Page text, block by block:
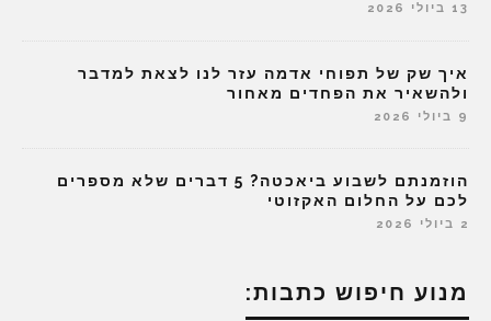
13 ביולי 2026
איך שק של תפוחי אדמה עזר לנו לצאת למדבר
ולהשאיר את הפחדים מאחור
9 ביולי 2026
הוזמנתם לשבוע ביאכטה? 5 דברים שלא מספרים
לכם על החלום האקזוטי
2 ביולי 2026
מנוע חיפוש כתבות: